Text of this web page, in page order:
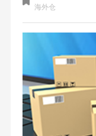
孙FBA仓拒之门外
海外仓